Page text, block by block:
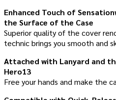
Enhanced Touch of
the Surface of the Case
Superior quality of the cover
technic brings you smooth and
Attached with Lanyard and
Hero13
Free your hands and make the